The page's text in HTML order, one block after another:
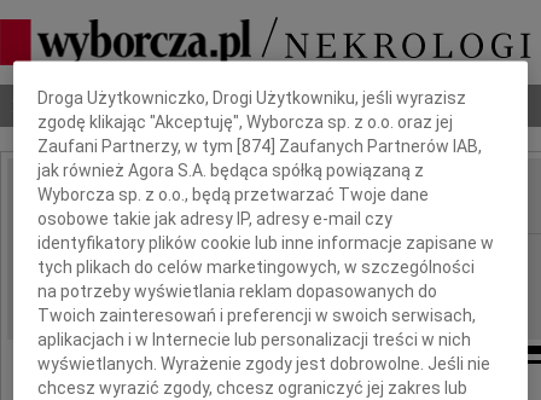
Nekrologi Odeszli Poradnik pogrzebowy
IMIĘ I NAZWISKO:
REGION: Poznań
DATA EMISJI: 09.03.2011
Dbamy o Twoją prywatność
Droga Użytkowniczko, Drogi Użytkowniku, jeśli wyrazisz
zgodę klikając "Akceptuję", Wyborcza sp. z o.o. oraz jej
Zaufani Partnerzy, w tym [874] Zaufanych Partnerów IAB,
jak również Agora S.A. będąca spółką powiązaną z
Wyborcza sp. z o.o., będą przetwarzać Twoje dane
osobowe takie jak adresy IP, adresy e-mail czy
identyfikatory plików cookie lub inne informacje zapisane w
tych plikach do celów marketingowych, w szczególności
na potrzeby wyświetlania reklam dopasowanych do
Twoich zainteresowań i preferencji w swoich serwisach,
aplikacjach i w Internecie lub personalizacji treści w nich
wyświetlanych. Wyrażenie zgody jest dobrowolne. Jeśli nie
chcesz wyrazić zgody, chcesz ograniczyć jej zakres lub